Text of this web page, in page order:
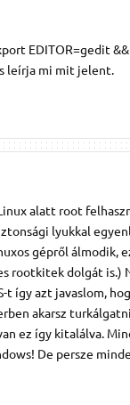
EDITOR=gedit &&
leírja mi mit jelent.
alatt root
lyukkal
gépről álmodik,
rootkitek dolgát is.)
t így azt javaslom,
akarsz
ez így kitalálva.
De persze